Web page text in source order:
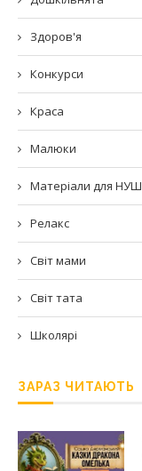
Здоров'я
Конкурси
Краса
Малюки
Матеріали для НУШ
Релакс
Світ мами
Світ тата
Школярі
ЗАРАЗ ЧИТАЮТЬ